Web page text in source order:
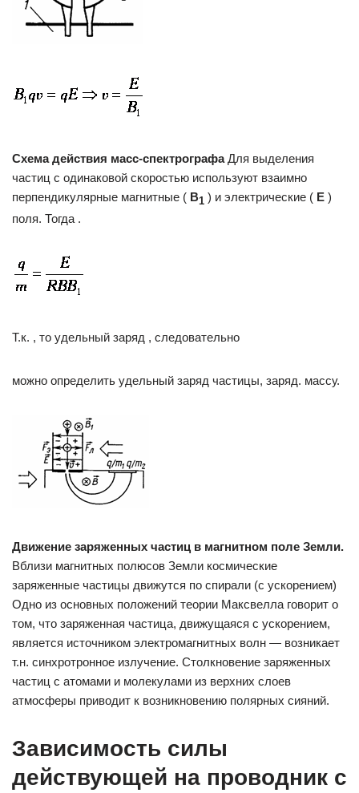
Схема действия масс-спектрографаДля выделения
частиц с одинаковой скоростью используют взаимно
перпендикулярные магнитные ( B1 ) и электрические ( E )
поля. Тогда .
Т.к. , то удельный заряд , следовательно
можно определить удельный заряд частицы, заряд. массу.
Движение заряженных частиц в магнитном поле Земли.
Вблизи магнитных полюсов Земли космические
заряженные частицы движутся по спирали (с ускорением)
Одно из основных положений теории Максвелла говорит о
том, что заряженная частица, движущаяся с ускорением,
является источником электромагнитных волн — возникает
т.н. синхротронное излучение. Столкновение заряженных
частиц с атомами и молекулами из верхних слоев
атмосферы приводит к возникновению полярных сияний.
Зависимость силы
действующей на проводник с